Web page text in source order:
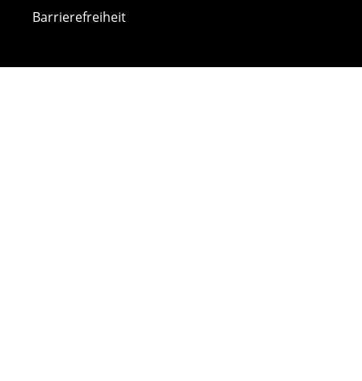
Barrierefreiheit